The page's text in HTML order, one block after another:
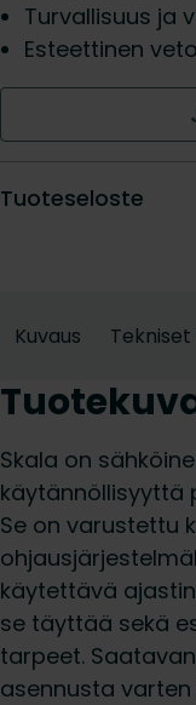
Turvallisuus ja
Esteettinen
Tuoteseloste
Kuvaus
Skala on
käytännöllisyyttä
Se on varustettu
käytettävä
se täyttää sekä
tarpeet.
asennusta